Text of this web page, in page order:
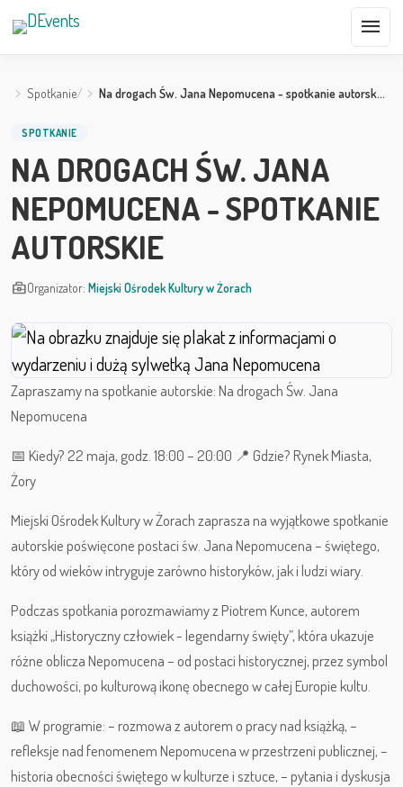
menu
Spotkanie Na drogach Św. Jana Nepomucena - spotkanie autorsk…
SPOTKANIE
NA DROGACH ŚW. JANA
NEPOMUCENA - SPOTKANIE
AUTORSKIE
business_centerOrganizator: Miejski Ośrodek Kultury w Żorach
Zapraszamy na spotkanie autorskie: Na drogach Św. Jana
Nepomucena
📅 Kiedy? 22 maja, godz. 18:00 – 20:00 📍 Gdzie? Rynek Miasta,
Żory
Miejski Ośrodek Kultury w Żorach zaprasza na wyjątkowe spotkanie
autorskie poświęcone postaci św. Jana Nepomucena – świętego,
który od wieków intryguje zarówno historyków, jak i ludzi wiary.
Podczas spotkania porozmawiamy z Piotrem Kunce, autorem
książki „Historyczny człowiek - legendarny święty”, która ukazuje
różne oblicza Nepomucena – od postaci historycznej, przez symbol
duchowości, po kulturową ikonę obecnego w całej Europie kultu.
📖 W programie: – rozmowa z autorem o pracy nad książką, –
refleksje nad fenomenem Nepomucena w przestrzeni publicznej, –
historia obecności świętego w kulturze i sztuce, – pytania i dyskusja